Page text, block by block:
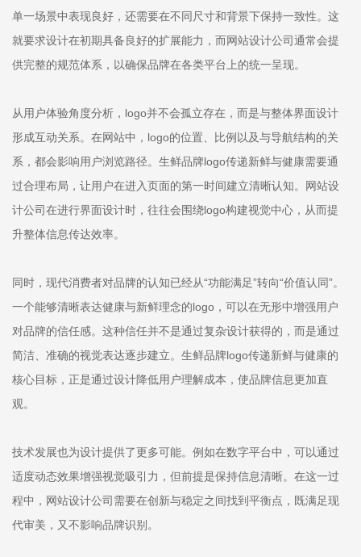
单一场景中表现良好，还需要在不同尺寸和背景下保持一致性。这
就要求设计在初期具备良好的扩展能力，而网站设计公司通常会提
供完整的规范体系，以确保品牌在各类平台上的统一呈现。
从用户体验角度分析，logo并不会孤立存在，而是与整体界面设计
形成互动关系。在网站中，logo的位置、比例以及与导航结构的关
系，都会影响用户浏览路径。生鲜品牌logo传递新鲜与健康需要通
过合理布局，让用户在进入页面的第一时间建立清晰认知。网站设
计公司在进行界面设计时，往往会围绕logo构建视觉中心，从而提
升整体信息传达效率。
同时，现代消费者对品牌的认知已经从“功能满足”转向“价值认同”。
一个能够清晰表达健康与新鲜理念的logo，可以在无形中增强用户
对品牌的信任感。这种信任并不是通过复杂设计获得的，而是通过
简洁、准确的视觉表达逐步建立。生鲜品牌logo传递新鲜与健康的
核心目标，正是通过设计降低用户理解成本，使品牌信息更加直
观。
技术发展也为设计提供了更多可能。例如在数字平台中，可以通过
适度动态效果增强视觉吸引力，但前提是保持信息清晰。在这一过
程中，网站设计公司需要在创新与稳定之间找到平衡点，既满足现
代审美，又不影响品牌识别。